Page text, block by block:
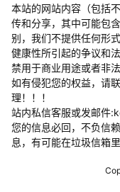
本站的网站内容（包括
传和分享，其中可能包
别，我们不提供任何形
健康性所引起的争议和
禁用于商业用途或者非法
如有侵犯您的权益，请
理！！！
站内私信客服或发邮件
您的信息必回，不负信
息，有可能在垃圾信箱